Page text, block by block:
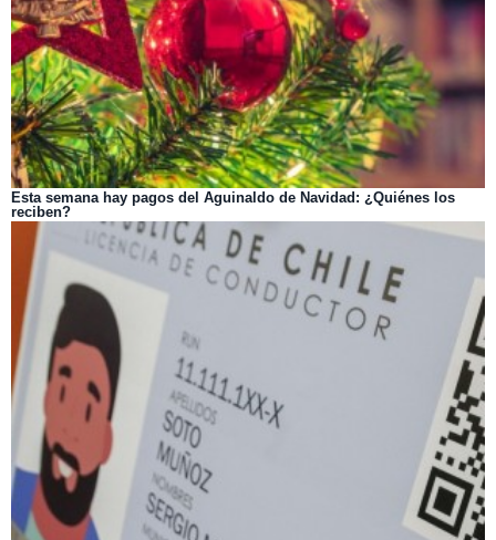
Esta semana hay pagos del Aguinaldo de Navidad: ¿Quiénes los
reciben?